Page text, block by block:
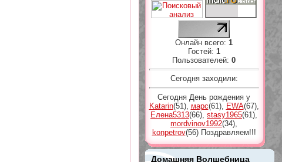
Онлайн всего: 1
Гостей: 1
Пользователей: 0
Сегодня заходили:
Сегодня День рождения у
Katarin(51), марс(61), EWA(67),
Елена5313(66) stasy1965(61)
mordvinov1992(34)
konpetrov(56)Поздравляем!!!
Домашняя Волшебница